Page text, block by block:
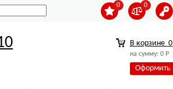
0
0
В корзине 0
на сумму: 0Р
Оформить